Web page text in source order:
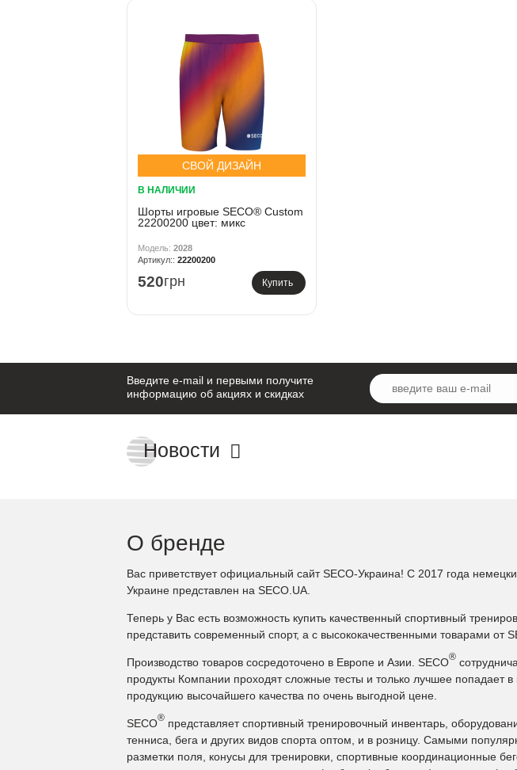
СВОЙ ДИЗАЙН
В НАЛИЧИИ
Шорты игровые SECO® Custom
22200200 цвет: микс
2028
22200200
520грн Купить
Введите e-mail и первыми получите
информацию об акциях и скидках
Новости
О бренде
Вас приветствует официальный сайт SECO-Украина! С 2017 года
Украине представлен на SECO.UA.
Теперь у Вас есть возможность купить качественный спортивный
представить современный спорт, а с высококачественными товарами от
Производство товаров сосредоточено в Европе и Азии. SECO®
продукты Компании проходят сложные тесты и только лучшее
продукцию высочайшего качества по очень выгодной цене.
SECO® представляет спортивный тренировочный инвентарь,
тенниса, бега и других видов спорта оптом, и в розницу. Самыми
разметки поля, конусы для тренировки, спортивные координационные